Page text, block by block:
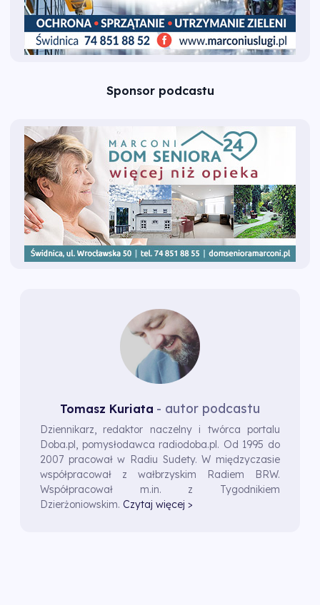
Sponsor podcastu
Tomasz Kuriata - autor podcastu
Dziennikarz, redaktor naczelny i twórca portalu
Doba.pl, pomysłodawca radiodoba.pl. Od 1995 do
2007 pracował w Radiu Sudety. W międzyczasie
współpracował z wałbrzyskim Radiem BRW.
Współpracował m.in. z Tygodnikiem
Dzierżoniowskim. Czytaj więcej >